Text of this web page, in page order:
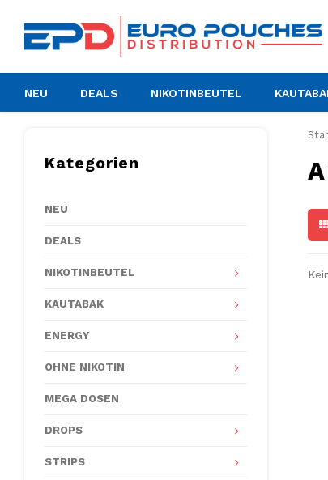
NEU DEALS NIKOTINBEUTEL
Kategorien
NEU
DEALS
NIKOTINBEUTEL
KAUTABAK
ENERGY
OHNE NIKOTIN
MEGA DOSEN
DROPS
STRIPS